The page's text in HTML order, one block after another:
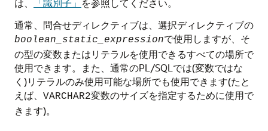
は、 「識別子」 を参照してください。
通常、問合せディレクティブは、選択ディレクティブの
boolean_static_expressionで使用しますが、そ
の型の変数またはリテラルを使用できるすべての場所で
使用できます。また、通常のPL/SQLでは(変数ではな
く)リテラルのみ使用可能な場所でも使用できます(たと
えば、 VARCHAR2変数のサイズを指定するために使用で
きます)。